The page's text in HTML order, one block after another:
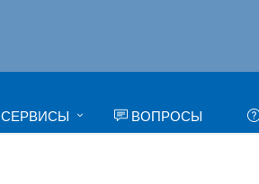
СЕРВИСЫ ВОПРОСЫ